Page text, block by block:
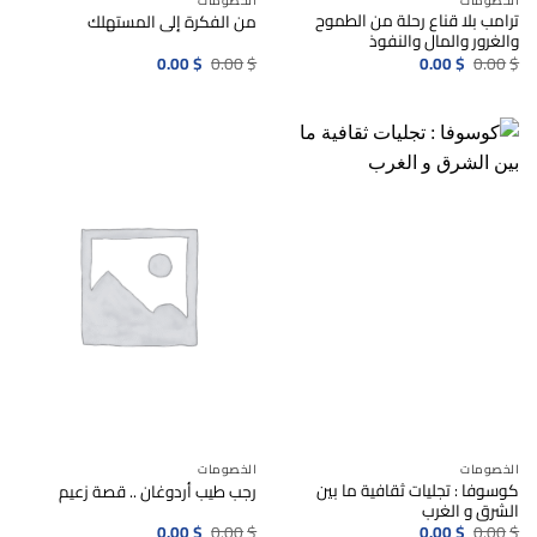
ترامب بلا قناع رحلة من الطموح
والغرور والمال والنفوذ
0.00$ السعر
الأصلي
0.00$ السعر
الحالي
من الفكرة إلى المستهلك
0.00$ السعر
الأصلي
0.00$ السعر
الحالي
الخصومات
كوسوفا : تجليات ثقافية ما بين
الشرق و الغرب
الخصومات
رجب طيب أردوغان .. قصة زعيم